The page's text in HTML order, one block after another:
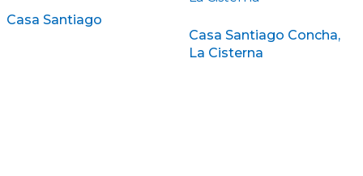
Casa Santiago
Casa Santiago Concha,
La Cisterna